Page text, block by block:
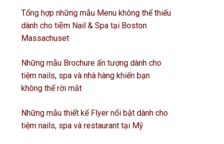
Tổng hợp những mẫu Menu không thể thiếu
dành cho tiệm Nail & Spa tại Boston
Massachuset
Những mẫu Brochure ấn tượng dành cho
tiệm nails, spa và nhà hàng khiến bạn
không thể rời mắt
Những mẫu thiết kế Flyer nổi bật dành cho
tiệm nails, spa và restaurant tại Mỹ